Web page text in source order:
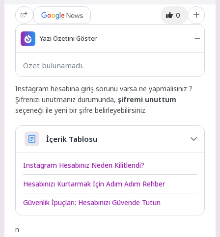
0
Yazı Özetini Göster
Özet bulunamadı.
Instagram hesabına giriş sorunu varsa ne yapmalısınız ?
Şifrenizi unutmanız durumunda,şifremi unuttum
seçeneği ile yeni bir şifre belirleyebilirsiniz.
İçerik Tablosu
Instagram Hesabınız Neden Kilitlendi?
Hesabınızı Kurtarmak İçin Adım Adım Rehber
Güvenlik İpuçları: Hesabınızı Güvende Tutun
n